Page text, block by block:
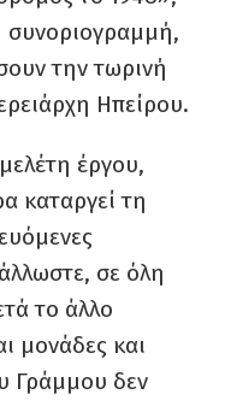
συνοριογραμμή,
την τωρινή
Ηπείρου.
έργου,
καταργεί τη
σε όλη
το άλλο
μονάδες και
Γράμμου δεν